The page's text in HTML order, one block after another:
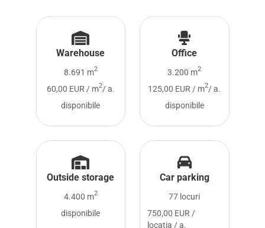
Warehouse
8.691 m2
60,00 EUR / m2/ a.
disponibile
Office
3.200 m2
125,00 EUR / m2/ a.
disponibile
Outside storage
4.400 m2
disponibile
Car parking
77 locuri
750,00 EUR /
locația / a.